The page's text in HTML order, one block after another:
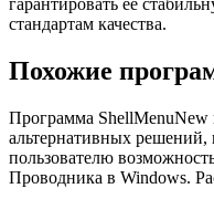
гарантировать ее
стандартам качества.
Похожие
Программа ShellMenuNew
альтернативных решений,
пользователю
Проводника в Windows.